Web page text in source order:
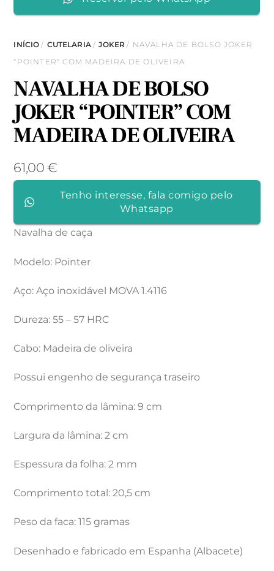
INÍCIO/ CUTELARIA/JOKER / NAVALHA DE BOLSO JOKER
“POINTER” COM MADEIRA DE OLIVEIRA
NAVALHA DE BOLSO
JOKER “POINTER” COM
MADEIRA DE OLIVEIRA
61,00 €
Tenho interesse, fala comigo pelo
Whatsapp
Navalha de caça
Modelo: Pointer
Aço: Aço inoxidável MOVA 1.4116
Dureza: 55 – 57 HRC
Cabo: Madeira de oliveira
Possui engenho de segurança traseiro
Comprimento da lâmina: 9 cm
Largura da lâmina: 2 cm
Espessura da folha: 2 mm
Comprimento total: 20,5 cm
Peso da faca: 115 gramas
Desenhado e fabricado em Espanha (Albacete)